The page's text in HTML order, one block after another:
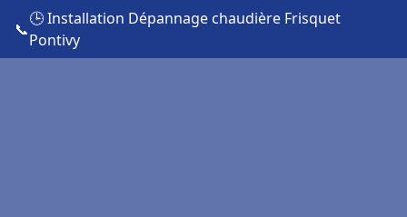
📞
🕒 Installation Dépannage chaudière Frisquet
Pontivy